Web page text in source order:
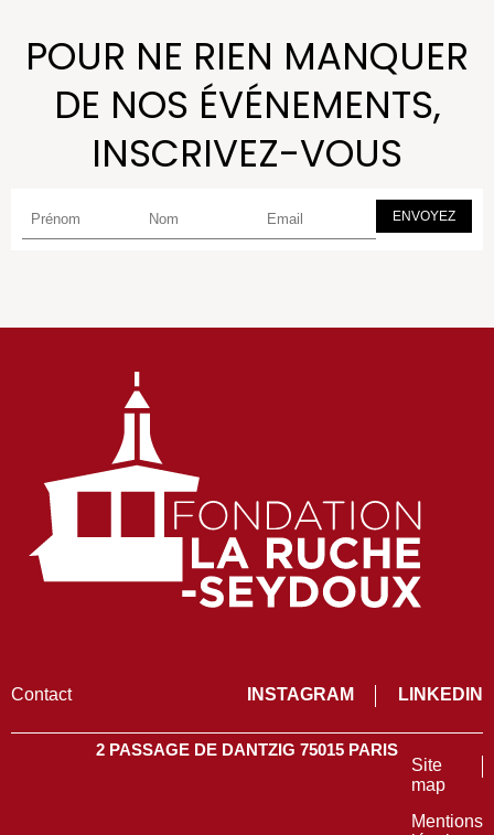
POUR NE RIEN MANQUER
DE NOS ÉVÉNEMENTS,
INSCRIVEZ-VOUS
Contact INSTAGRAM LINKEDIN
2 PASSAGE DE DANTZIG 75015 PARIS
Site
map
Mentions